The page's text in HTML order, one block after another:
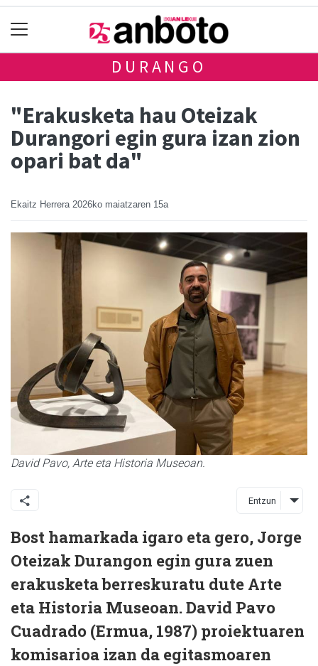
DURANGO
"Erakusketa hau Oteizak
Durangori egin gura izan zion
opari bat da"
Ekaitz Herrera 2026ko maiatzaren 15a
David Pavo, Arte eta Historia Museoan.
Entzun
Bost hamarkada igaro eta gero, Jorge
Oteizak Durangon egin gura zuen
erakusketa berreskuratu dute Arte
eta Historia Museoan. David Pavo
Cuadrado (Ermua, 1987) proiektuaren
komisarioa izan da egitasmoaren